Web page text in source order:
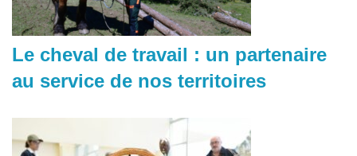
Le cheval de travail : un partenaire
au service de nos territoires